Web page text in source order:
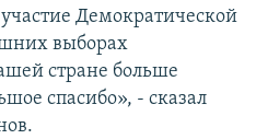
Демократической
выборах
стране больше
спасибо», - сказал